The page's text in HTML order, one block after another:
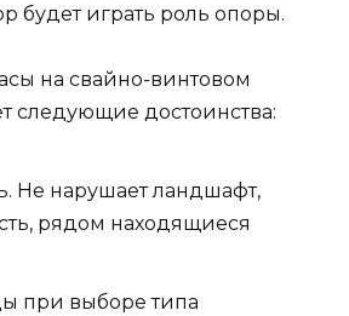
будет играть роль опоры.
на свайно-винтовом
следующие достоинства:
Не нарушает ландшафт,
рядом находящиеся
при выборе типа